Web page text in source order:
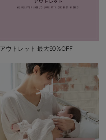
アウトレット 最大90%OFF